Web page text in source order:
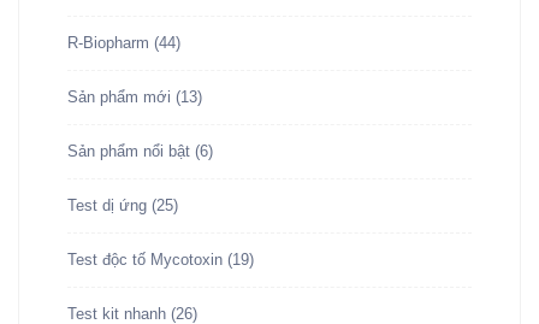
R-Biopharm (44)
Sản phẩm mới (13)
Sản phẩm nổi bật (6)
Test dị ứng (25)
Test độc tố Mycotoxin (19)
Test kit nhanh (26)